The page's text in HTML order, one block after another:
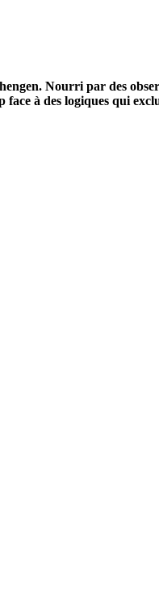
Nourri par des
à des logiques qui